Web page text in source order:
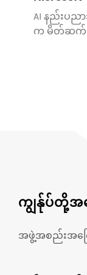
သုံးသပ်ချက်များ
AI နည်းပညာ
က မိတ်ဆက်
ကျွန်ုပ်တို့အက
အဖွဲ့အစည်းအကြ